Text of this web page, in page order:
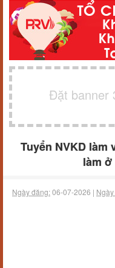
Đặt banner
Tuyển NVKD làm
làm
Ngày đăng:06-07-2026 |